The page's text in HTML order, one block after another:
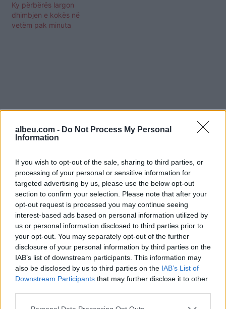
albeu.com - Do Not Process My Personal
Information
If you wish to opt-out of the sale, sharing to third parties, or
processing of your personal or sensitive information for
targeted advertising by us, please use the below opt-out
section to confirm your selection. Please note that after your
opt-out request is processed you may continue seeing
interest-based ads based on personal information utilized by
us or personal information disclosed to third parties prior to
your opt-out. You may separately opt-out of the further
disclosure of your personal information by third parties on the
IAB’s list of downstream participants. This information may
also be disclosed by us to third parties on the IAB’s List of
Downstream Participants that may further disclose it to other
Ky përbërës largon
dhimbjen e kokës në
vetëm pak minuta
Shtuarmë8.11.2023 18:14
Tags:
CAJI YLLI MERJA , ylli merja